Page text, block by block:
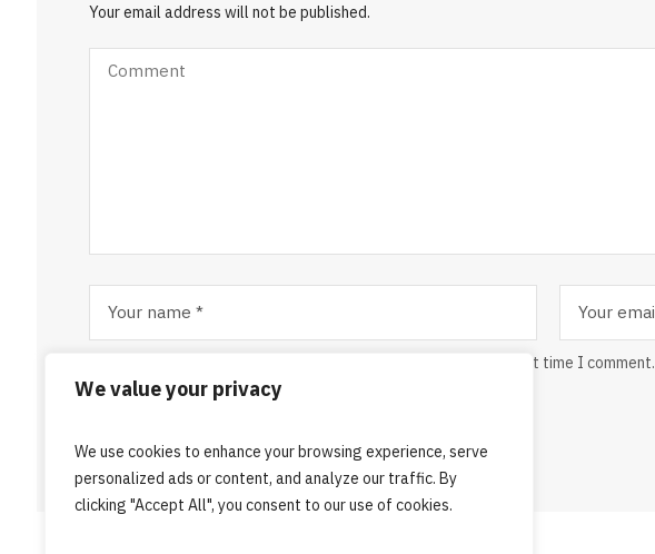
We value your privacy
We use cookies to enhance your browsing experience, serve
personalized ads or content, and analyze our traffic. By
clicking "Accept All", you consent to our use of cookies.
Your email address will not be published.
Save my name, email, and website in this browser for the next time I comment.